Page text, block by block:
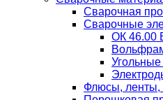
Сварочная
Сварочные
ОК 46.00
Флюсы, ленты,